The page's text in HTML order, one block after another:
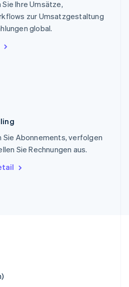
Ihre Umsätze,
zur Umsatzgestaltung
global.
Sie Abonnements, verfolgen
Sie Rechnungen aus.